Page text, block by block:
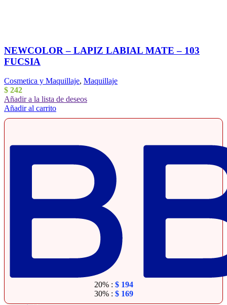
NEWCOLOR – LAPIZ LABIAL MATE – 103
FUCSIA
Cosmetica y Maquillaje, Maquillaje
$ 242
Añadir a la lista de deseos
Añadir al carrito
20% : $194
30% : $169